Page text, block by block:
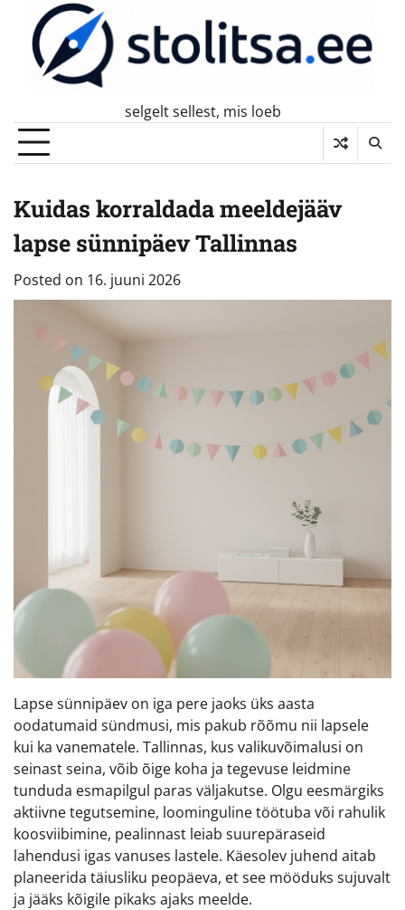
content
selgelt sellest, mis loeb
Kuidas korraldada meeldejääv
lapse sünnipäev Tallinnas
Posted on 16. juuni 2026
Lapse sünnipäev on iga pere jaoks üks aasta
oodatumaid sündmusi, mis pakub rõõmu nii lapsele
kui ka vanematele. Tallinnas, kus valikuvõimalusi on
seinast seina, võib õige koha ja tegevuse leidmine
tunduda esmapilgul paras väljakutse. Olgu eesmärgiks
aktiivne tegutsemine, loominguline töötuba või rahulik
koosviibimine, pealinnast leiab suurepäraseid
lahendusi igas vanuses lastele. Käesolev juhend aitab
planeerida täiusliku peopäeva, et see mööduks sujuvalt
ja jääks kõigile pikaks ajaks meelde.